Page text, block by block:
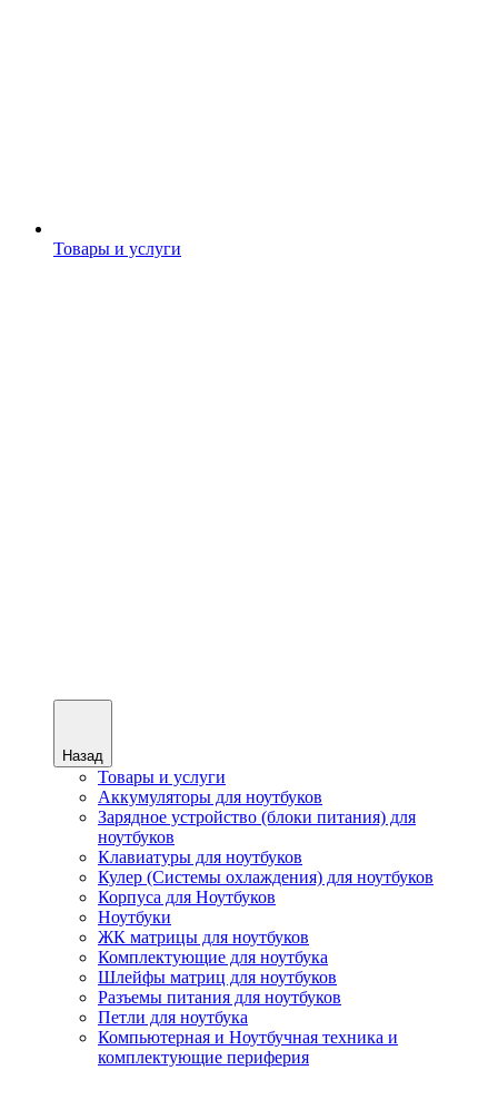
Товары и услуги
Назад
Товары и услуги
Аккумуляторы для ноутбуков
Зарядное устройство (блоки питания) для
ноутбуков
Клавиатуры для ноутбуков
Кулер (Системы охлаждения) для ноутбуков
Корпуса для Ноутбуков
Ноутбуки
ЖК матрицы для ноутбуков
Комплектующие для ноутбука
Шлейфы матриц для ноутбуков
Разъемы питания для ноутбуков
Петли для ноутбука
Компьютерная и Ноутбучная техника и
комплектующие периферия